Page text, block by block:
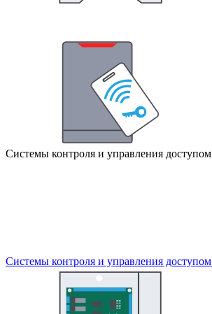
Системы контроля и управления доступом
Системы контроля и управления доступом